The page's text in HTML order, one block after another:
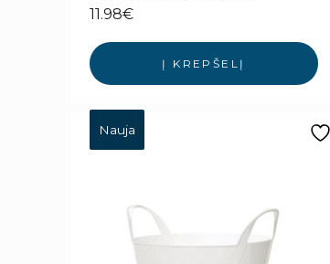
11.98€
Į KREPŠELĮ
Nauja